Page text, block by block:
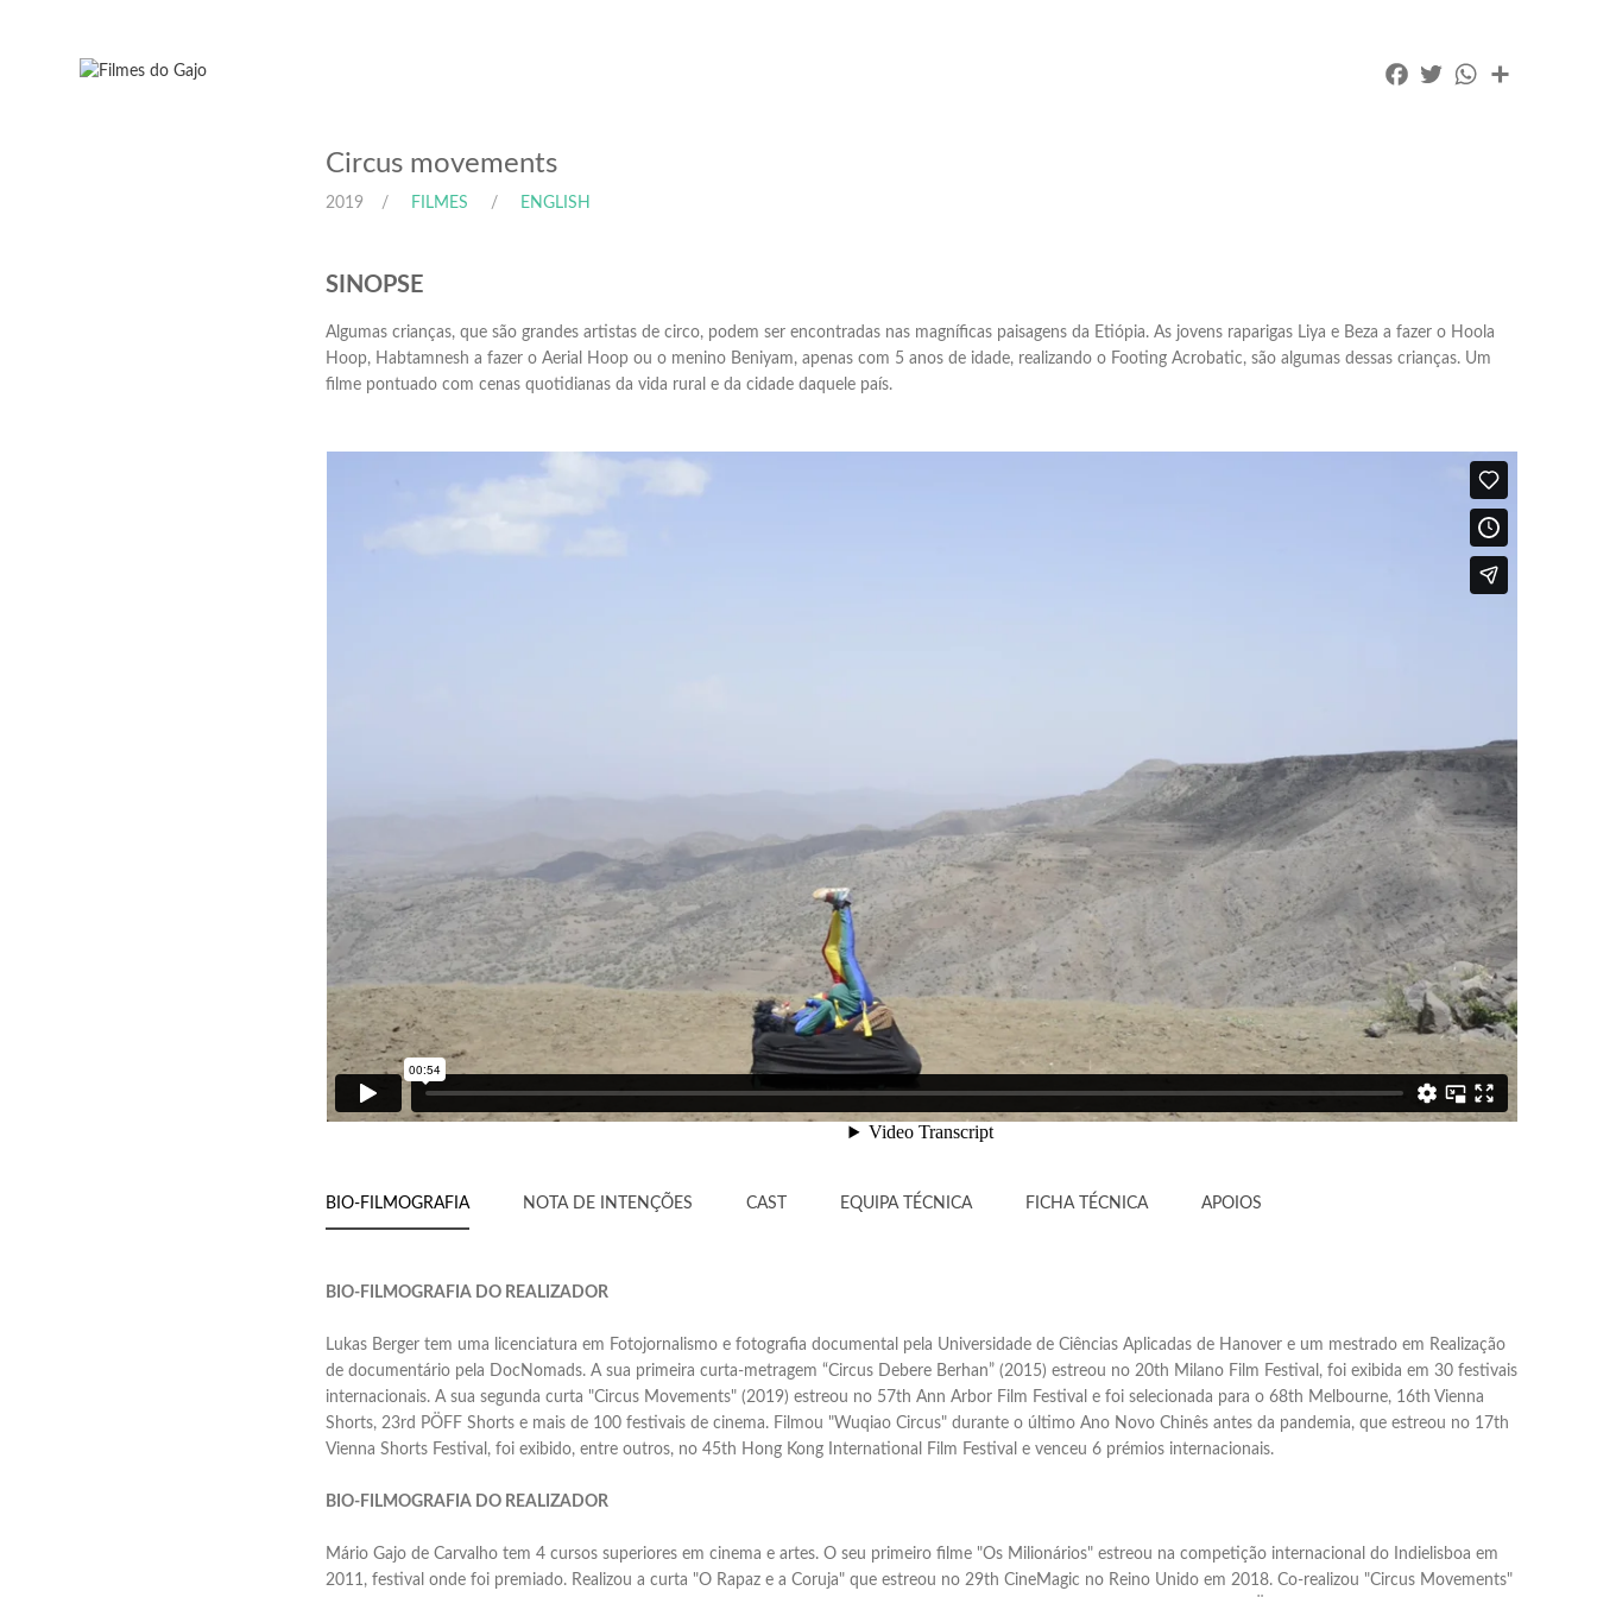
FacebookTwitterWhatsApp
Circus movements
2019 FILMES ENGLISH
SINOPSE
Algumas crianças, que são grandes artistas de circo, podem ser encontradas nas magníficas paisagens da Etiópia. As jovens raparigas Liya e Beza a fazer o Hoola
Hoop, Habtamnesh a fazer o Aerial Hoop ou o menino Beniyam, apenas com 5 anos de idade, realizando o Footing Acrobatic, são algumas dessas crianças. Um
filme pontuado com cenas quotidianas da vida rural e da cidade daquele país.
BIO-FILMOGRAFIA NOTA DE INTENÇÕES CAST EQUIPA TÉCNICA FICHA TÉCNICA APOIOS
BIO-FILMOGRAFIA DO REALIZADOR
Lukas Berger tem uma licenciatura em Fotojornalismo e fotografia documental pela Universidade de Ciências Aplicadas de Hanover e um mestrado em Realização
de documentário pela DocNomads. A sua primeira curta-metragem “Circus Debere Berhan” (2015) estreou no 20th Milano Film Festival, foi exibida em 30 festivais
internacionais. A sua segunda curta "Circus Movements" (2019) estreou no 57th Ann Arbor Film Festival e foi selecionada para o 68th Melbourne, 16th Vienna
Shorts, 23rd PÖFF Shorts e mais de 100 festivais de cinema. Filmou "Wuqiao Circus" durante o último Ano Novo Chinês antes da pandemia, que estreou no 17th
Vienna Shorts Festival, foi exibido, entre outros, no 45th Hong Kong International Film Festival e venceu 6 prémios internacionais.
BIO-FILMOGRAFIA DO REALIZADOR
Mário Gajo de Carvalho tem 4 cursos superiores em cinema e artes. O seu primeiro filme "Os Milionários" estreou na competição internacional do Indielisboa em
2011, festival onde foi premiado. Realizou a curta "O Rapaz e a Coruja" que estreou no 29th CineMagic no Reino Unido em 2018. Co-realizou "Circus Movements"